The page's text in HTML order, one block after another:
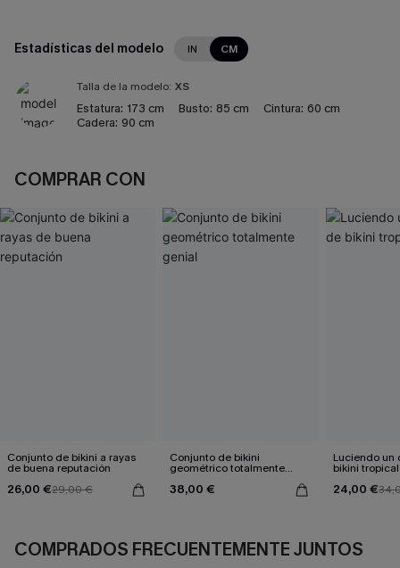
Estadísticas del modelo IN CM
Talla de la modelo: XS
Estatura: 173 cm Busto: 85 cm Cintura: 60 cm
Cadera: 90 cm
COMPRAR CON
Conjunto de bikini a rayas
de buena reputación
26,00 €29,00 €
Conjunto de bikini
geométrico totalmente
genial
38,00 €
Luciendo un
bikini tropical
24,00 €
COMPRADOS FRECUENTEMENTE JUNTOS